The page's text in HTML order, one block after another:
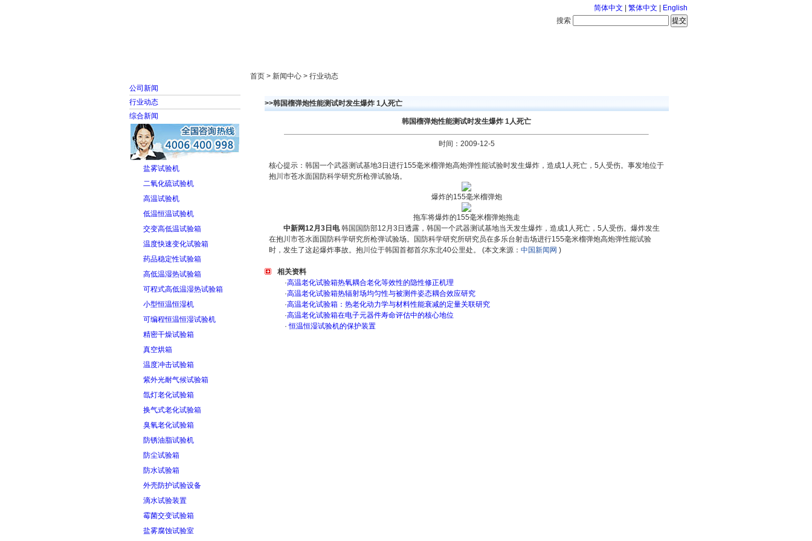
简体中文 繁体中文
English
搜索
公司新闻
行业动态
综合新闻
盐雾试验机
二氧化硫试验机
高温试验机
低温恒温试验机
交变高低温试验箱
温度快速变化试验箱
药品稳定性试验箱
高低温湿热试验箱
可程式高低温湿热试验箱
小型恒温恒湿机
可编程恒温恒湿试验机
精密干燥试验箱
真空烘箱
温度冲击试验箱
紫外光耐气候试验箱
氙灯老化试验箱
换气式老化试验箱
臭氧老化试验箱
防锈油脂试验机
防尘试验箱
防水试验箱
外壳防护试验设备
滴水试验装置
霉菌交变试验箱
盐雾腐蚀试验室
首页 > 新闻中心 > 行业动态
>>韩国榴弹炮性能测试时发生爆炸 1人死亡
韩国榴弹炮性能测试时发生爆炸 1人死亡
时间：2009-12-5
核心提示：韩国一个武器测试基地3日进行155毫米榴弹炮高炮弹性能试验时发生爆炸，造成1人死亡，5人受伤。事发地位于
抱川市苍水面国防科学研究所枪弹试验场。
爆炸的155毫米榴弹炮
拖车将爆炸的155毫米榴弹炮拖走
中新网12月3日电韩国国防部12月3日透露，韩国一个武器测试基地当天发生爆炸，造成1人死亡，5人受伤。爆炸发生
在抱川市苍水面国防科学研究所枪弹试验场。国防科学研究所研究员在多乐台射击场进行155毫米榴弹炮高炮弹性能试验
时，发生了这起爆炸事故。抱川位于韩国首都首尔东北40公里处。 (本文来源： 中国新闻网 )
相关资料
·高温老化试验箱热氧耦合老化等效性的隐性修正机理
·高温老化试验箱热辐射场均匀性与被测件姿态耦合效应研究
·高温老化试验箱：热老化动力学与材料性能衰减的定量关联研究
·高温老化试验箱在电子元器件寿命评估中的核心地位
· 恒温恒湿试验机的保护装置